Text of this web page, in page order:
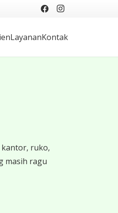
LayananKontak
kantor, ruko,
masih ragu